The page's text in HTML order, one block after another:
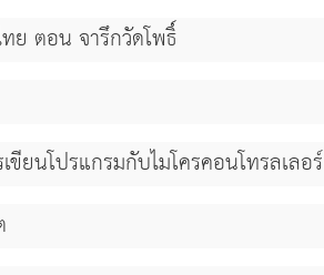
ย ตอน จารึกวัดโพธิ์
ยนโปรแกรมกับไมโครคอนโทรลเลอร์